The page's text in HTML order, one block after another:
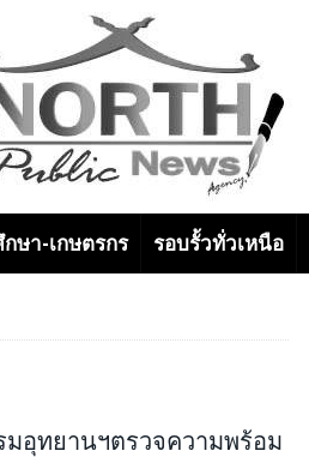
ษา-เกษตรกร รอบรั้วทั่วเหนือ
มอุทยานฯตรวจความพร้อม